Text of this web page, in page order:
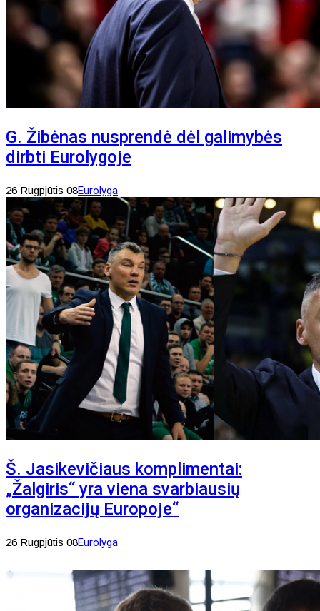
G. Žibėnas nusprendė dėl galimybės
dirbti Eurolygoje
26 Rugpjūtis 08Eurolyga
Š. Jasikevičiaus komplimentai:
„Žalgiris“ yra viena svarbiausių
organizacijų Europoje“
26 Rugpjūtis 08Eurolyga